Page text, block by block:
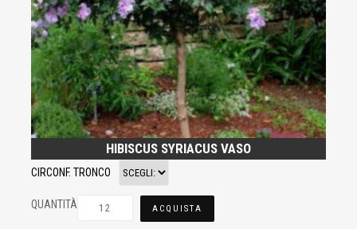
HIBISCUS SYRIACUS VASO
CIRCONF. TRONCO
QUANTITÀ ACQUISTA